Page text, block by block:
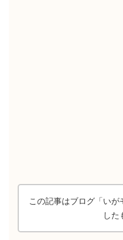
この記事はブログ「い
した